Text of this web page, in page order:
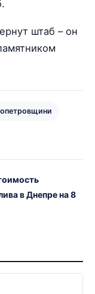
штаб – он
в Днепре на 8